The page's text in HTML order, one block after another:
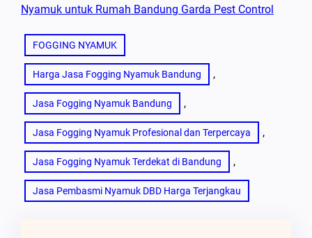
Nyamuk untuk Rumah Bandung Garda Pest Control
FOGGING NYAMUK
Harga Jasa Fogging Nyamuk Bandung ,
Jasa Fogging Nyamuk Bandung ,
Jasa Fogging Nyamuk Profesional dan Terpercaya ,
Jasa Fogging Nyamuk Terdekat di Bandung ,
Jasa Pembasmi Nyamuk DBD Harga Terjangkau